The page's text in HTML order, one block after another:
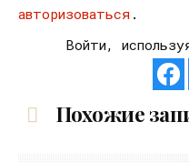
авторизоваться .
Войти,
Похожие